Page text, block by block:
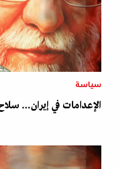
سياسة
الإعدامات في إيران...